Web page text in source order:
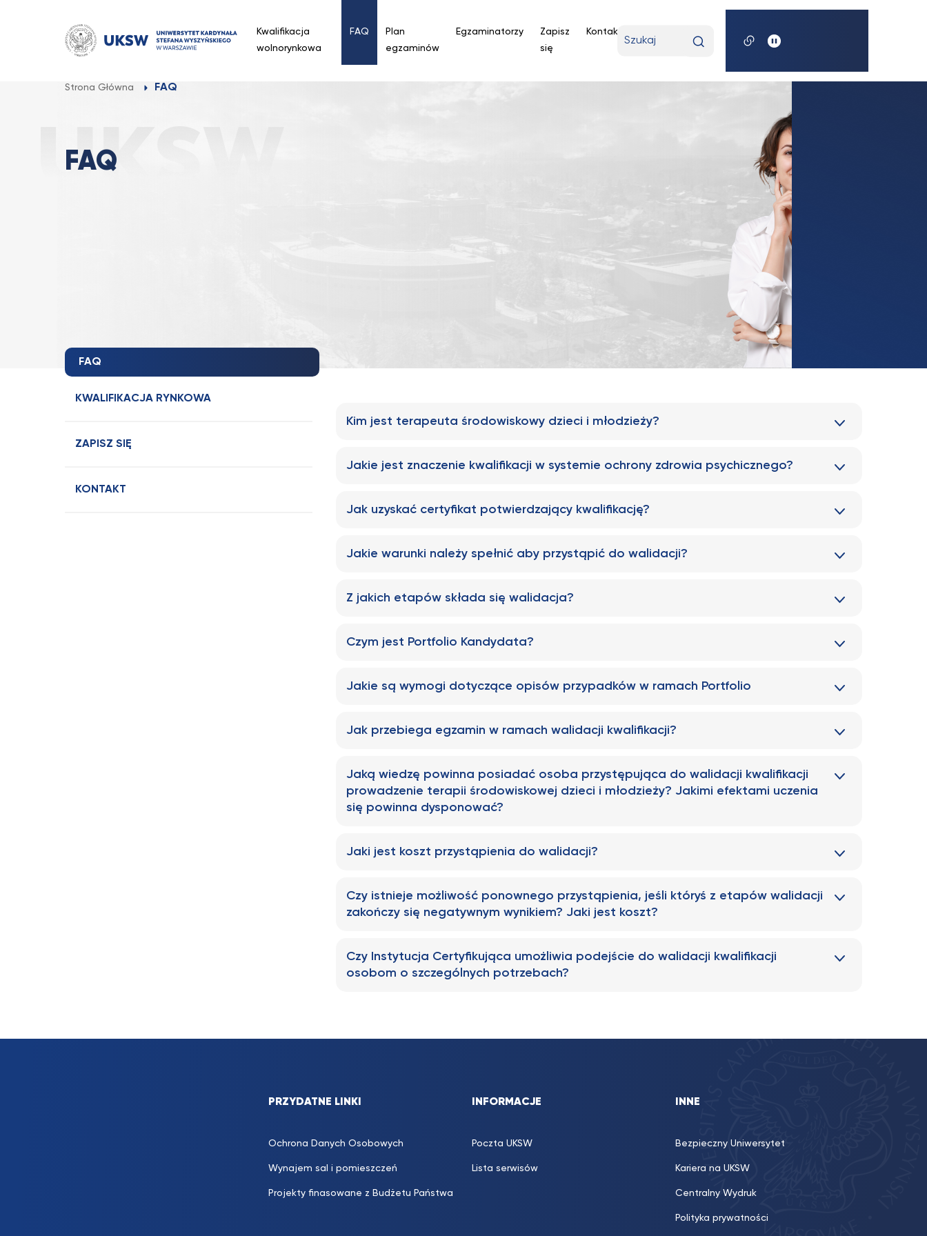
Kwalifikacja
wolnorynkowa
FAQ
Plan
egzaminów
Egzaminatorzy
Zapisz
się
KontaktWpisz
wyszukiwaną
Strona Główna FAQ
FAQ
FAQ
KWALIFIKACJA RYNKOWA
ZAPISZ SIĘ
KONTAKT
Kim jest terapeuta środowiskowy dzieci i młodzieży?
Jakie jest znaczenie kwalifikacji w systemie ochrony zdrowia psychicznego?
Jak uzyskać certyfikat potwierdzający kwalifikację?
Jakie warunki należy spełnić aby przystąpić do walidacji?
Z jakich etapów składa się walidacja?
Czym jest Portfolio Kandydata?
Jakie są wymogi dotyczące opisów przypadków w ramach Portfolio
Jak przebiega egzamin w ramach walidacji kwalifikacji?
Jaką wiedzę powinna posiadać osoba przystępująca do walidacji kwalifikacji
prowadzenie terapii środowiskowej dzieci i młodzieży? Jakimi efektami uczenia
się powinna dysponować?
Jaki jest koszt przystąpienia do walidacji?
Czy istnieje możliwość ponownego przystąpienia, jeśli któryś z etapów walidacji
zakończy się negatywnym wynikiem? Jaki jest koszt?
Czy Instytucja Certyfikująca umożliwia podejście do walidacji kwalifikacji
osobom o szczególnych potrzebach?
PRZYDATNE LINKI
Ochrona Danych Osobowych
Wynajem sal i pomieszczeń
Projekty finasowane z Budżetu Państwa
INFORMACJE
Poczta UKSW
Lista serwisów
INNE
Bezpieczny Uniwersytet
Kariera na UKSW
Centralny Wydruk
Polityka prywatności